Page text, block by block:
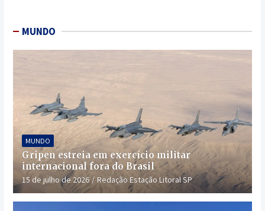
MUNDO
MUNDO
Gripen estreia em exercício militar
internacional fora do Brasil
15 de julho de 2026 Redação Estação Litoral SP